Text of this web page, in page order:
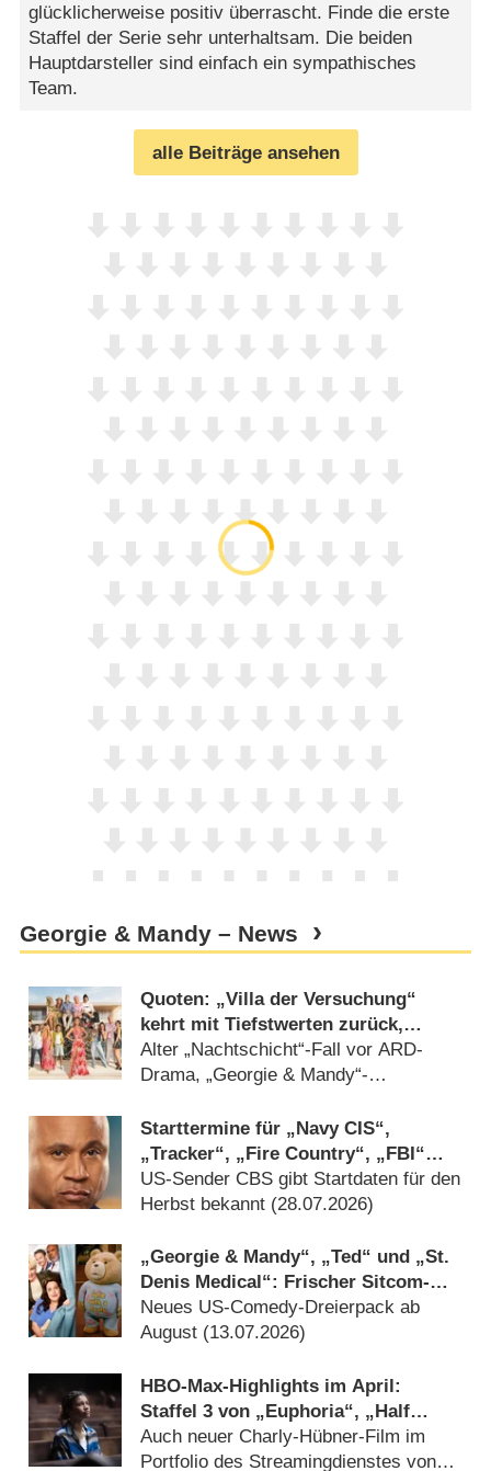
glücklicherweise positiv überrascht. Finde die erste
Staffel der Serie sehr unterhaltsam. Die beiden
Hauptdarsteller sind einfach ein sympathisches
Team.
alle Beiträge ansehen
Georgie & Mandy – News
Quoten: „Villa der Versuchung“
kehrt mit Tiefstwerten zurück,
„WWM“-Aufguss siegt bei Jung und
Alt
Alter „Nachtschicht“-Fall vor ARD-
Drama, „Georgie & Mandy“-
Starttermine für „Navy CIS“,
„Tracker“, „Fire Country“, „FBI“
und mehr bestätigt
US-Sender CBS gibt Startdaten für den
Herbst bekannt (28.07.2026)
„Georgie & Mandy“, „Ted“ und „St.
Denis Medical“: Frischer Sitcom-
Nachschub auf ProSieben
Neues US-Comedy-Dreierpack ab
August (13.07.2026)
HBO-Max-Highlights im April:
Staffel 3 von „Euphoria“, „Half
Man“, „Velma“ und das
preisgekrönte Kinodrama
Auch neuer Charly-Hübner-Film im
Portfolio des Streamingdienstes von